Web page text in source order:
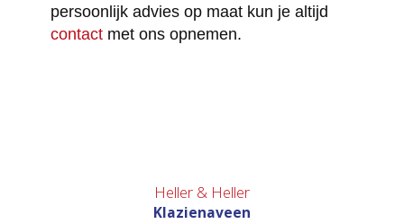
persoonlijk advies op maat kun je altijd
contactmet ons opnemen.
Heller & Heller
Klazienaveen